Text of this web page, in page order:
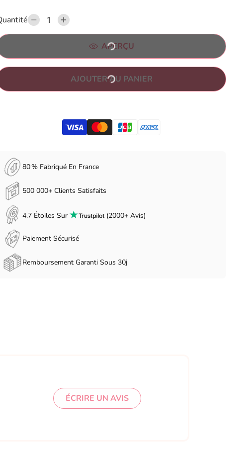
APERÇU
AJOUTER AU PANIER
80 % Fabriqué En France
500 000+ Clients Satisfaits
4.7 Étoiles Sur (2000+ Avis)
Paiement Sécurisé
Remboursement Garanti Sous 30j
ÉCRIRE UN AVIS